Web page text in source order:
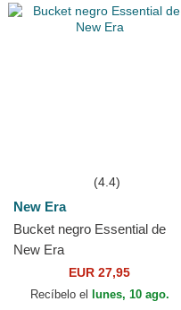
(4.4)
New Era
Bucket negro Essential de
New Era
EUR 27,95
Recíbelo el lunes, 10 ago.